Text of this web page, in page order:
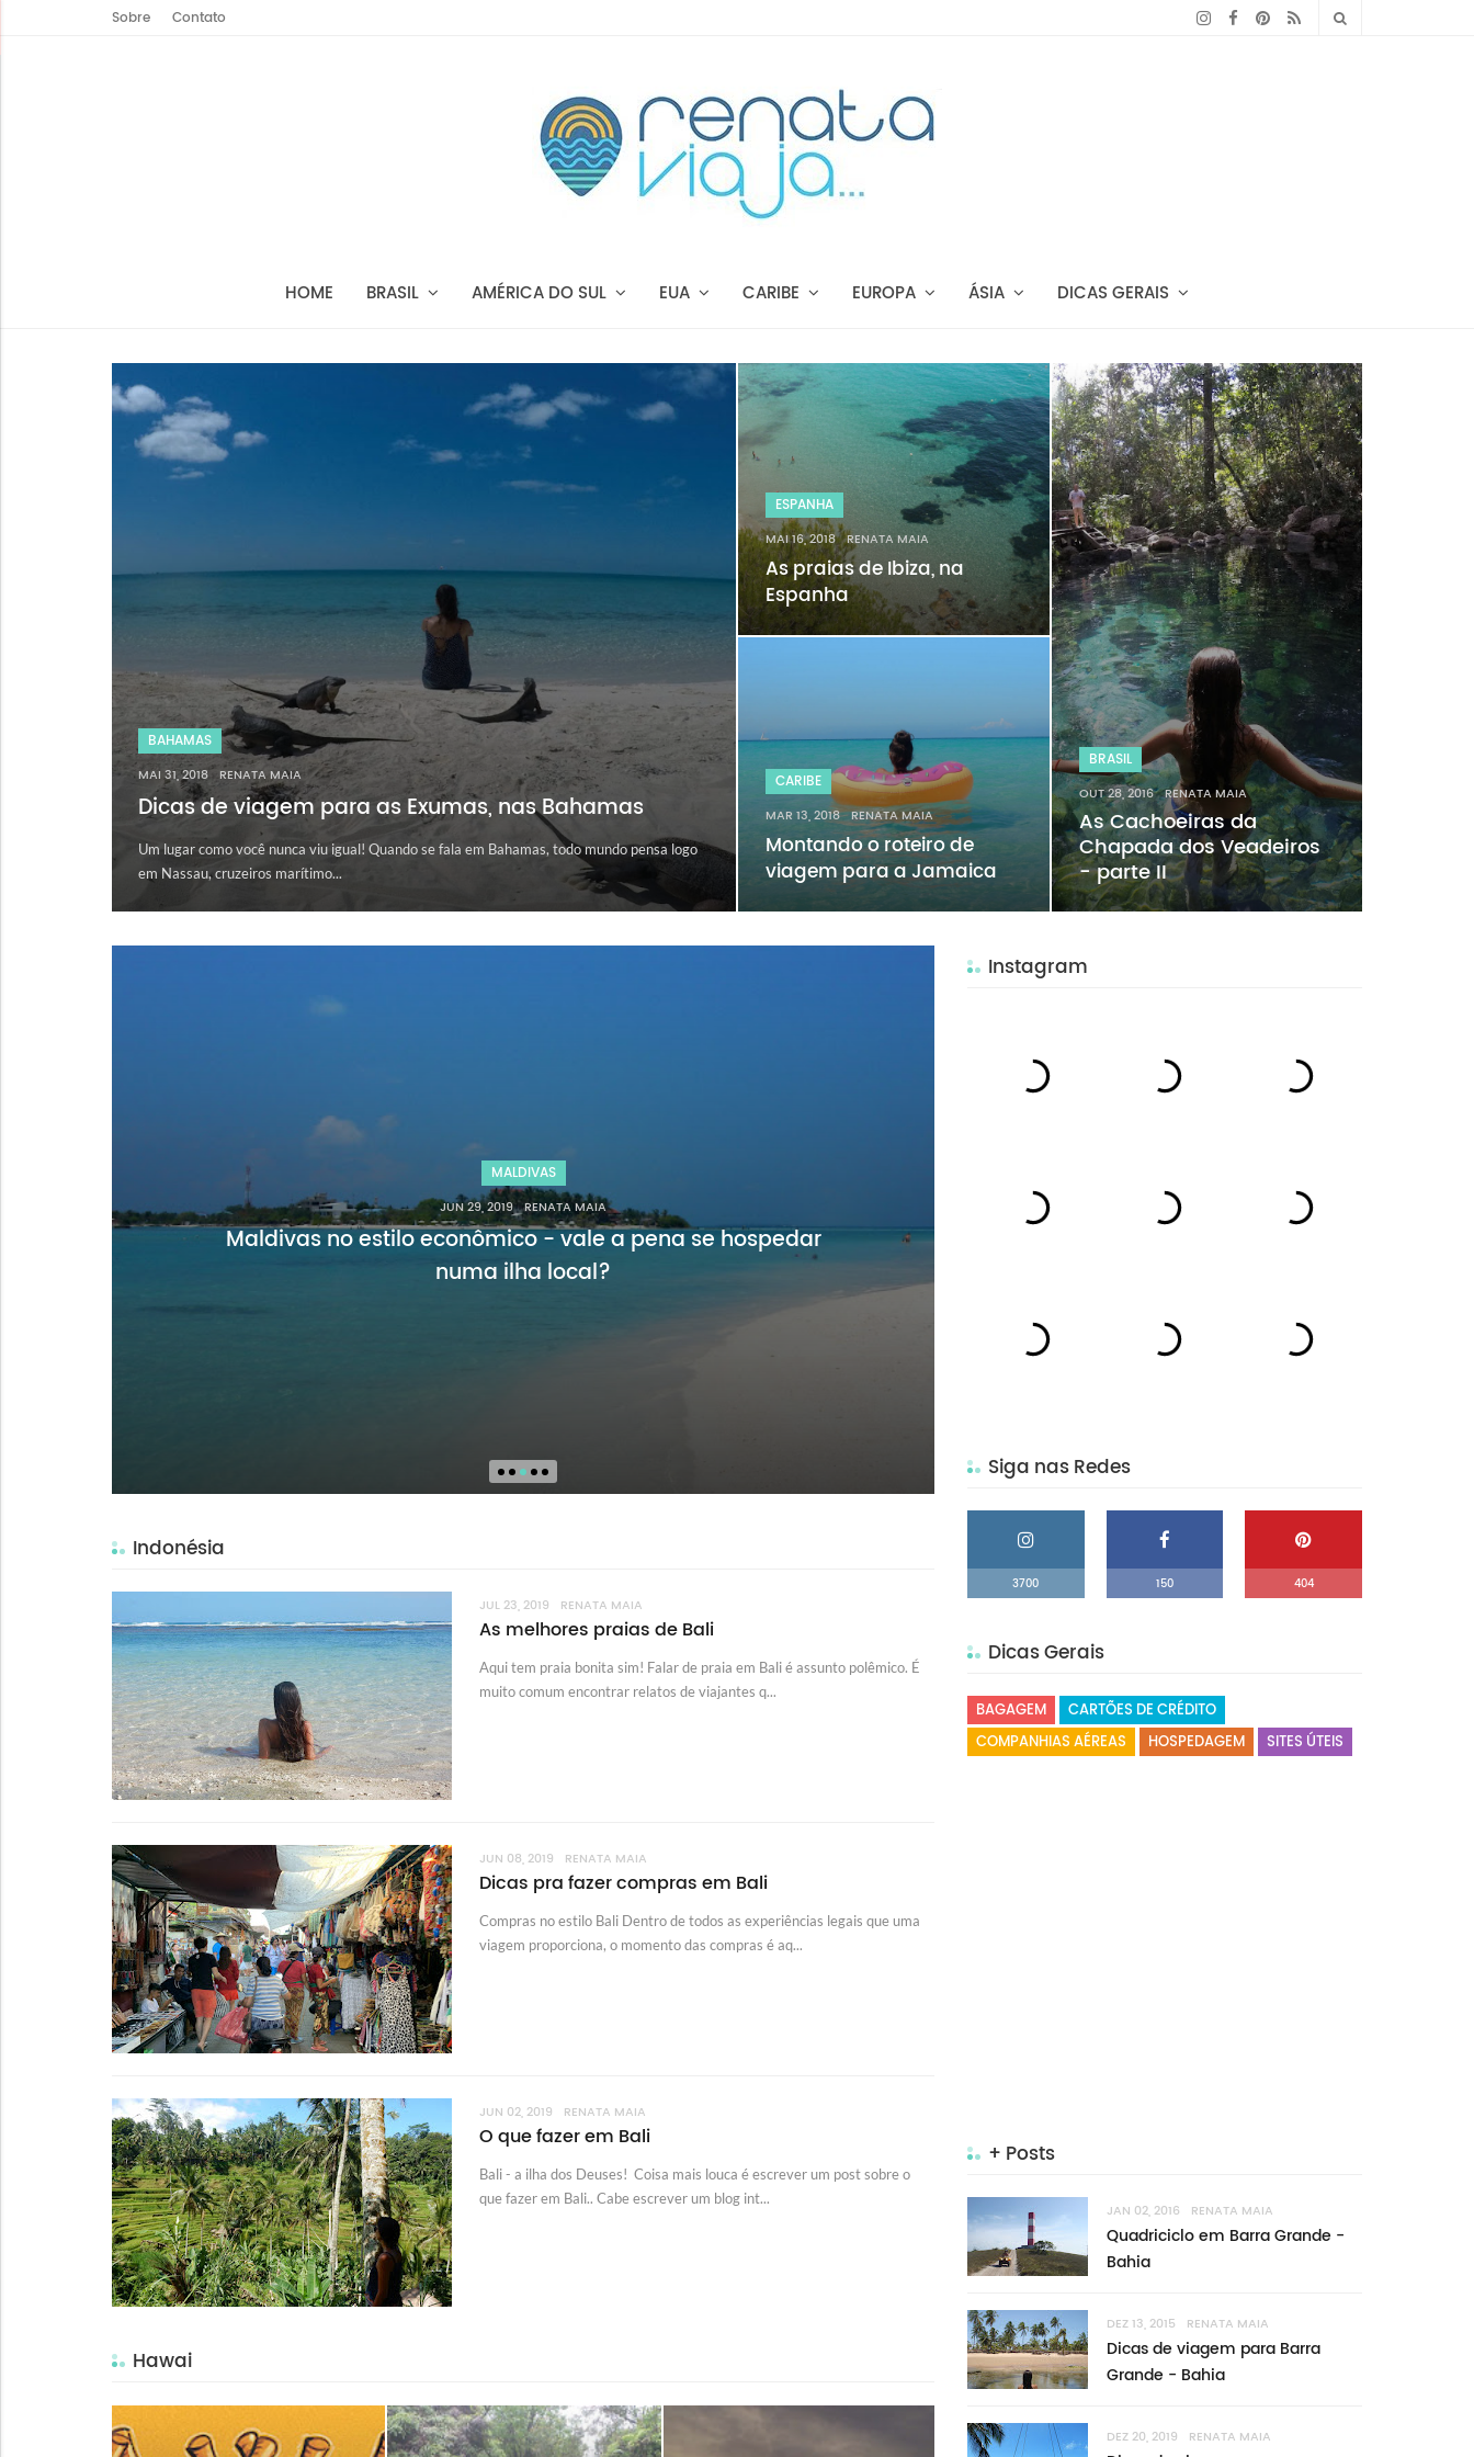
Sobre Contato
HOME BRASIL AMÉRICA DO SUL EUA CARIBE EUROPA ÁSIA DICAS GERAIS
BAHAMAS
MAI 31, 2018 RENATA MAIA
Dicas de viagem para as Exumas, nas Bahamas
Um lugar como você nunca viu igual! Quando se fala em Bahamas, todo mundo pensa logo
em Nassau, cruzeiros marítimo...
ESPANHA
MAI 16, 2018 RENATA MAIA
As praias de Ibiza, na
Espanha
CARIBE
MAR 13, 2018 RENATA MAIA
Montando o roteiro de
viagem para a Jamaica
BRASIL
OUT 28, 2016 RENATA MAIA
As Cachoeiras da
Chapada dos Veadeiros
- parte II
AMÉRICA DO SUL
AGO 25, 2018 RENATA MAIA
Dicas de viagem para a Ilha de Páscoa - Rapa Nui
MAI 28, 2018
Indonésia
JUL 23, 2019 RENATA MAIA
As melhores praias de Bali
Aqui tem praia bonita sim! Falar de praia em Bali é assunto polêmico. É
muito comum encontrar relatos de viajantes q...
JUN 08, 2019 RENATA MAIA
Dicas pra fazer compras em Bali
Compras no estilo Bali Dentro de todos as experiências legais que uma
viagem proporciona, o momento das compras é aq...
JUN 02, 2019 RENATA MAIA
O que fazer em Bali
Bali - a ilha dos Deuses! Coisa mais louca é escrever um post sobre o
que fazer em Bali.. Cabe escrever um blog int...
Hawai
Instagram
Siga nas Redes
3700 150 404
Dicas Gerais
BAGAGEM CARTÕES DE CRÉDITO
COMPANHIAS AÉREAS HOSPEDAGEM SITES ÚTEIS
+ Posts
JAN 02, 2016 RENATA MAIA
Quadriciclo em Barra Grande -
Bahia
DEZ 13, 2015 RENATA MAIA
Dicas de viagem para Barra
Grande - Bahia
DEZ 20, 2019 RENATA MAIA